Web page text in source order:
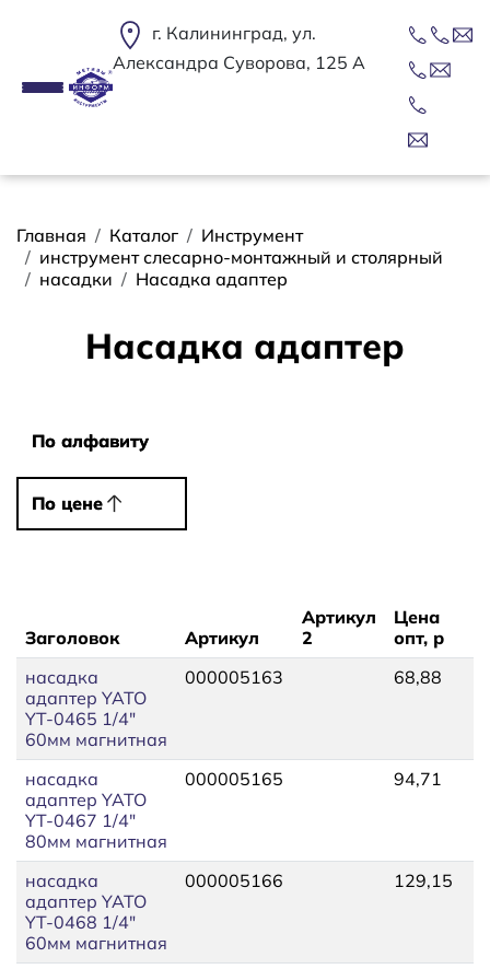
г. Калининград, ул.
Александра Суворова, 125 А
Строка навигации
Главная Каталог
Инструмент
инструмент слесарно-монтажный и столярный
насадки
Насадка адаптер
Насадка адаптер
По алфавиту
По алфавиту
По цене
По цене
Заголовок Артикул
Артикул
2
Цена
опт, р
насадка
адаптер YATO
YT-0465 1/4"
60мм магнитная
000005163 68,88
насадка
адаптер YATO
YT-0467 1/4"
80мм магнитная
000005165 94,71
насадка
адаптер YATO
YT-0468 1/4"
60мм магнитная
000005166 129,15